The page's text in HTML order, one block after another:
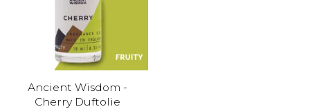
Ancient Wisdom -
Cherry Duftolie